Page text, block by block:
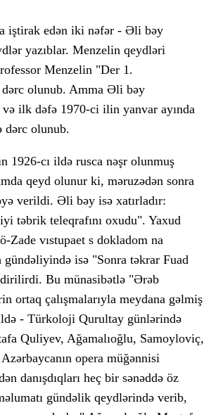
iştirak edən iki nəfər - Əli bəy
yazıblar. Menzelin qeydləri
Menzelin "Der 1.
olunub. Amma Əli bəy
ilk dəfə 1970-ci ilin yanvar ayında
dərc olunub.
1926-cı ildə rusca nəşr olunmuş
qeyd olunur ki, məruzədən sonra
verildi. Əli bəy isə xatırladır:
təbrik teleqrafını oxudu". Yaxud
Zade vıstupaet s dokladom na
gündəliyində isə "Sonra təkrar Fuad
Bu münasibətlə "Ərəb
ortaq çalışmalarıyla meydana gəlmiş
- Türkoloji Qurultay günlərində
Quliyev, Ağamalıoğlu, Samoyloviç,
opera müğənnisi
danışdıqları heç bir sənəddə öz
gündəlik qeydlərində verib,